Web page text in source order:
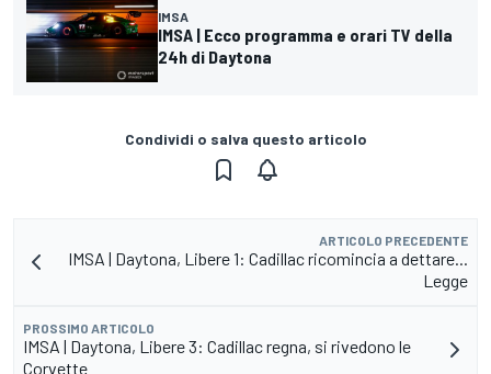
IMSA
IMSA | Ecco programma e orari TV della
24h di Daytona
Condividi o salva questo articolo
ARTICOLO PRECEDENTE
IMSA | Daytona, Libere 1: Cadillac ricomincia a dettare...
Legge
PROSSIMO ARTICOLO
IMSA | Daytona, Libere 3: Cadillac regna, si rivedono le
Corvette